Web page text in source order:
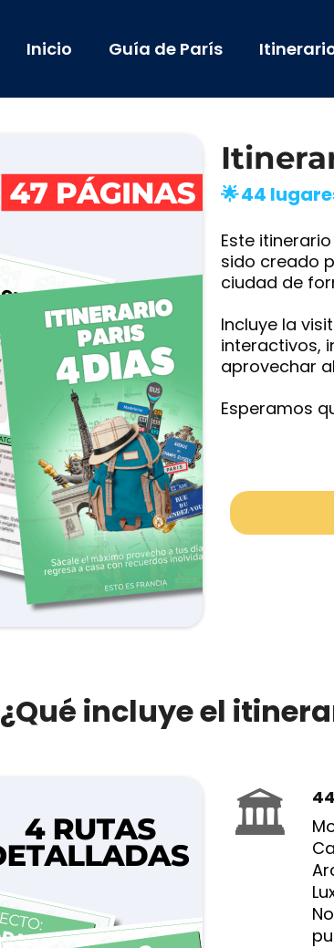
Inicio Guía de París
🌟 44
Este
sido creado
ciudad de
Incluye la
interactivos,
aprovechar
Esperamos
¿Qué incluye el
🏛️